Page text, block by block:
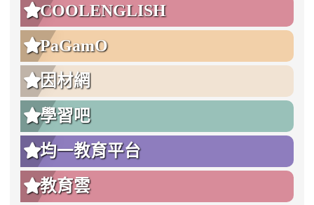
COOLENGLISH
PaGamO
因材網
學習吧
均一教育平台
教育雲